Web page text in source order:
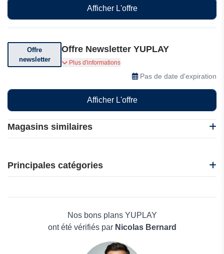
Magasins similaires
EasySMX
Gamivo
Kendama France
Principales catégories
Maison & Jardin
Boissons
Nos bons plans YUPLAY
ont été vérifiés par Nicolas Bernard
Afficher L'offre
Offre
newsletter
Offre Newsletter YUPLAY
Abonnez-vous pour recevoir des offres
Plus d'informations
Pas de date d'expiration
Afficher L'offre